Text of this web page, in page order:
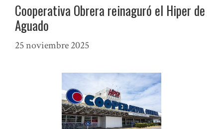
Cooperativa Obrera reinaguró el Hiper de
Aguado
25 noviembre 2025